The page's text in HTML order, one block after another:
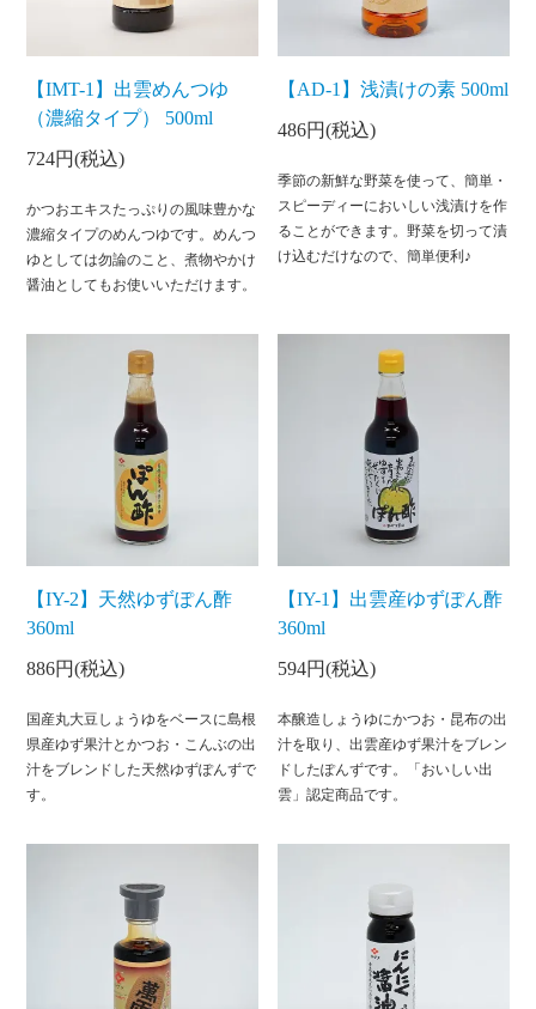
【IMT-1】出雲めんつゆ
（濃縮タイプ） 500ml
724円(税込)
かつおエキスたっぷりの風味豊かな
濃縮タイプのめんつゆです。めんつ
ゆとしては勿論のこと、煮物やかけ
醤油としてもお使いいただけます。
【AD-1】浅漬けの素 500ml
486円(税込)
季節の新鮮な野菜を使って、簡単・
スピーディーにおいしい浅漬けを作
ることができます。野菜を切って漬
け込むだけなので、簡単便利♪
【IY-2】天然ゆずぽん酢
360ml
886円(税込)
国産丸大豆しょうゆをベースに島根
県産ゆず果汁とかつお・こんぶの出
汁をブレンドした天然ゆずぽんずで
す。
【IY-1】出雲産ゆずぽん酢
360ml
594円(税込)
本醸造しょうゆにかつお・昆布の出
汁を取り、出雲産ゆず果汁をブレン
ドしたぽんずです。「おいしい出
雲」認定商品です。